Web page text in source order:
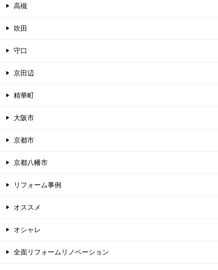
高槻
吹田
守口
京田辺
精華町
大阪市
京都市
京都八幡市
リフォーム事例
オススメ
オシャレ
全面リフォームリノベーション